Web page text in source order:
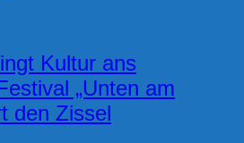
Kultur ans
„Unten am
den Zissel